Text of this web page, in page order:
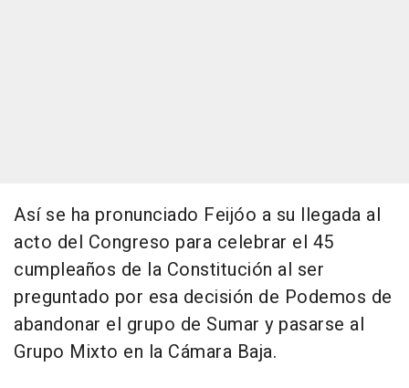
Así se ha pronunciado Feijóo a su llegada al
acto del Congreso para celebrar el 45
cumpleaños de la Constitución al ser
preguntado por esa decisión de Podemos de
abandonar el grupo de Sumar y pasarse al
Grupo Mixto en la Cámara Baja.